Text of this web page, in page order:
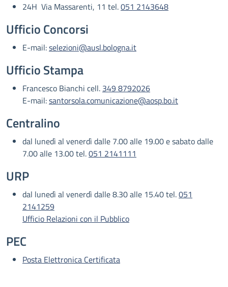
24H Via Massarenti, 11 tel.051 2143648
Ufficio Concorsi
E-mail:selezioni@ausl.bologna.it
Ufficio Stampa
Francesco Bianchi cell. 349 8792026
E-mail:santorsola.comunicazione@aosp.bo.it
Centralino
dal lunedì al venerdì dalle 7.00 alle 19.00 e sabato dalle
7.00 alle 13.00 tel.051 2141111
URP
dal lunedì al venerdì dalle 8.30 alle 15.40 tel.051
2141259
Ufficio Relazioni con il Pubblico
PEC
Posta Elettronica Certificata